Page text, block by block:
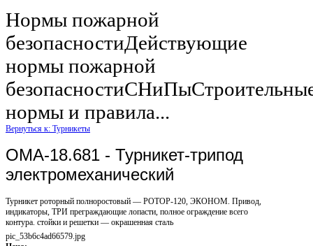
Нормы пожарной
безопасностиДействующие
нормы пожарной
нормы и правила...
Вернуться к: Турникеты
ОМА-18.681 - Турникет-трипод
электромеханический
Турникет роторный полноростовый — РОТОР-120, ЭКОНОМ. Привод,
индикаторы, ТРИ преграждающие лопасти, полное ограждение всего
контура. стойки и решетки — окрашенная сталь
pic_53b6c4ad66579.jpg